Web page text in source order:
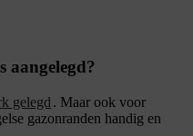
aangelegd?
gelegd . Maar ook voor
gazonranden handig en